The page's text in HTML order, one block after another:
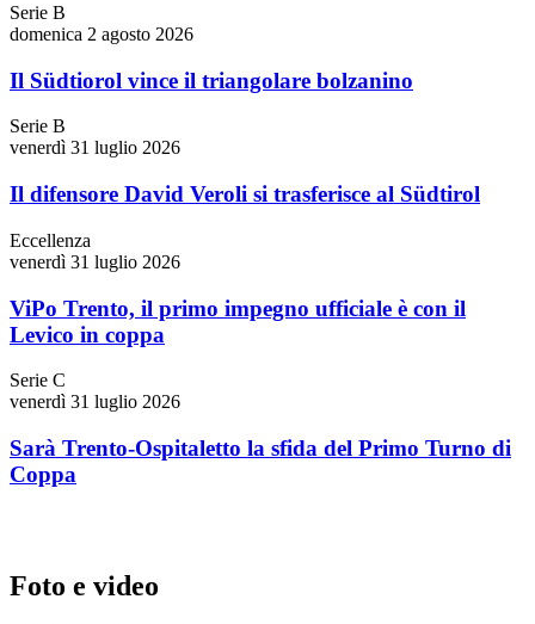
Serie B
domenica 2 agosto 2026
Il Südtiorol vince il triangolare bolzanino
Serie B
venerdì 31 luglio 2026
Il difensore David Veroli si trasferisce al Südtirol
Eccellenza
venerdì 31 luglio 2026
ViPo Trento, il primo impegno ufficiale è con il
Levico in coppa
Serie C
venerdì 31 luglio 2026
Sarà Trento-Ospitaletto la sfida del Primo Turno di
Coppa
Foto e video